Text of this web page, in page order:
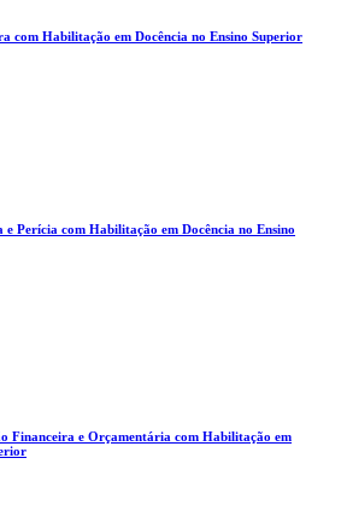
com Habilitação em Docência no Ensino Superior
Perícia com Habilitação em Docência no Ensino
Financeira e Orçamentária com Habilitação em